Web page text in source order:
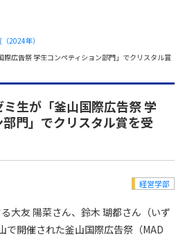
2024年）
際広告祭 学生コンペティション部門」でクリスタル賞
ミ生が「釜山国際広告祭 学
門」でクリスタル賞を受
経営学部
大友 陽菜さん、鈴木 瑚都さん（いず
で開催された釜山国際広告祭（MAD